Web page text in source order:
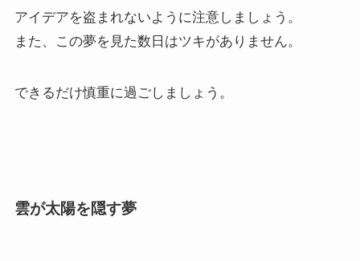
アイデアを盗まれないように注意しましょう。
また、この夢を見た数日はツキがありません。
できるだけ慎重に過ごしましょう。
雲が太陽を隠す夢